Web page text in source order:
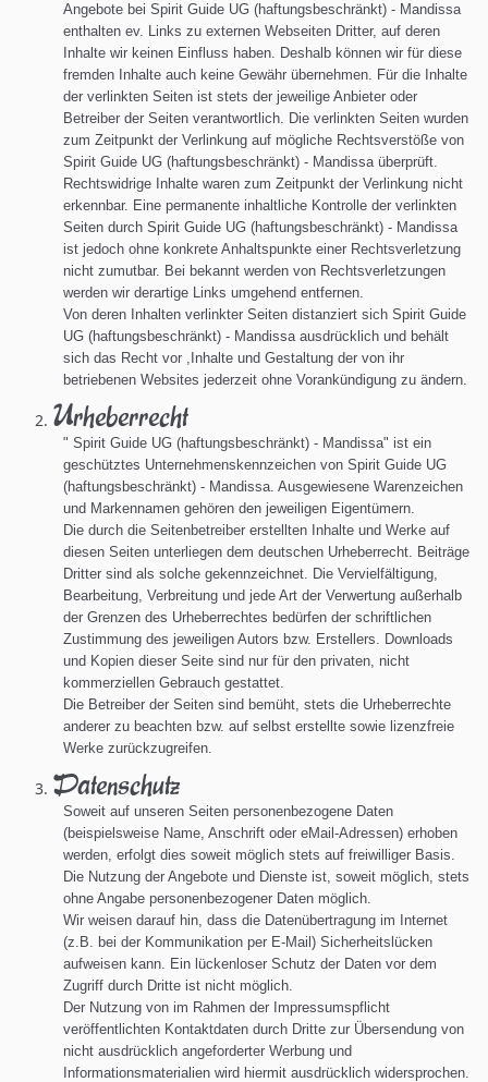
Angebote bei Spirit Guide UG (haftungsbeschränkt) - Mandissa
enthalten ev. Links zu externen Webseiten Dritter, auf deren
Inhalte wir keinen Einfluss haben. Deshalb können wir für diese
fremden Inhalte auch keine Gewähr übernehmen. Für die Inhalte
der verlinkten Seiten ist stets der jeweilige Anbieter oder
Betreiber der Seiten verantwortlich. Die verlinkten Seiten wurden
zum Zeitpunkt der Verlinkung auf mögliche Rechtsverstöße von
Spirit Guide UG (haftungsbeschränkt) - Mandissaüberprüft.
Rechtswidrige Inhalte waren zum Zeitpunkt der Verlinkung nicht
erkennbar. Eine permanente inhaltliche Kontrolle der verlinkten
Seiten durch Spirit Guide UG (haftungsbeschränkt) - Mandissa
ist jedoch ohne konkrete Anhaltspunkte einer Rechtsverletzung
nicht zumutbar. Bei bekannt werden von Rechtsverletzungen
werden wir derartige Links umgehend entfernen.
Von deren Inhalten verlinkter Seiten distanziert sich Spirit Guide
UG (haftungsbeschränkt) - Mandissaausdrücklich und behält
sich das Recht vor ,Inhalte und Gestaltung der von ihr
betriebenen Websites jederzeit ohne Vorankündigung zu ändern.
Urheberrecht
" Spirit Guide UG (haftungsbeschränkt) - Mandissa" ist ein
geschütztes Unternehmenskennzeichen von Spirit Guide UG
(haftungsbeschränkt) - Mandissa. Ausgewiesene Warenzeichen
und Markennamen gehören den jeweiligen Eigentümern.
Die durch die Seitenbetreiber erstellten Inhalte und Werke auf
diesen Seiten unterliegen dem deutschen Urheberrecht. Beiträge
Dritter sind als solche gekennzeichnet. Die Vervielfältigung,
Bearbeitung, Verbreitung und jede Art der Verwertung außerhalb
der Grenzen des Urheberrechtes bedürfen der schriftlichen
Zustimmung des jeweiligen Autors bzw. Erstellers. Downloads
und Kopien dieser Seite sind nur für den privaten, nicht
kommerziellen Gebrauch gestattet.
Die Betreiber der Seiten sind bemüht, stets die Urheberrechte
anderer zu beachten bzw. auf selbst erstellte sowie lizenzfreie
Werke zurückzugreifen.
Datenschutz
Soweit auf unseren Seiten personenbezogene Daten
(beispielsweise Name, Anschrift oder eMail-Adressen) erhoben
werden, erfolgt dies soweit möglich stets auf freiwilliger Basis.
Die Nutzung der Angebote und Dienste ist, soweit möglich, stets
ohne Angabe personenbezogener Daten möglich.
Wir weisen darauf hin, dass die Datenübertragung im Internet
(z.B. bei der Kommunikation per E-Mail) Sicherheitslücken
aufweisen kann. Ein lückenloser Schutz der Daten vor dem
Zugriff durch Dritte ist nicht möglich.
Der Nutzung von im Rahmen der Impressumspflicht
veröffentlichten Kontaktdaten durch Dritte zur Übersendung von
nicht ausdrücklich angeforderter Werbung und
Informationsmaterialien wird hiermit ausdrücklich widersprochen.